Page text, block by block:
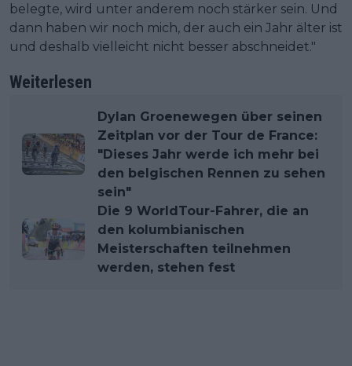
belegte, wird unter anderem noch stärker sein. Und
dann haben wir noch mich, der auch ein Jahr älter ist
und deshalb vielleicht nicht besser abschneidet."
Weiterlesen
Dylan Groenewegen über seinen
Zeitplan vor der Tour de France:
"Dieses Jahr werde ich mehr bei
den belgischen Rennen zu sehen
sein"
Die 9 WorldTour-Fahrer, die an
den kolumbianischen
Meisterschaften teilnehmen
werden, stehen fest